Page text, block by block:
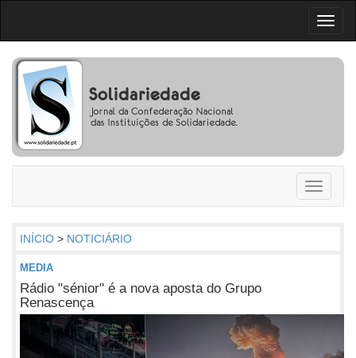
Toggle
INÍCIO > NOTICIÁRIO
MEDIA
Rádio "sénior" é a nova aposta do Grupo
Renascença